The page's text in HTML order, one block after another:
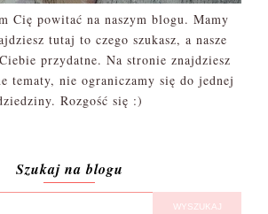
Cię powitać na naszym blogu. Mamy
tutaj to czego szukasz, a nasze
przydatne. Na stronie znajdziesz
tematy, nie ograniczamy się do jednej
Rozgość się :)
Szukaj na blogu